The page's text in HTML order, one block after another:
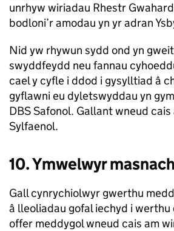
unrhyw wiriadau Rhestr
bodloni’r amodau yn yr adran
Nid yw rhywun sydd ond yn
swyddfeydd neu fannau
cael y cyfle i ddod i gysylltiad â
gyflawni eu dyletswyddau yn
DBS Safonol. Gallant wneud
Sylfaenol.
10. Ymwelwyr
Gall cynrychiolwyr gwerthu
â lleoliadau gofal iechyd i
offer meddygol wneud cais am